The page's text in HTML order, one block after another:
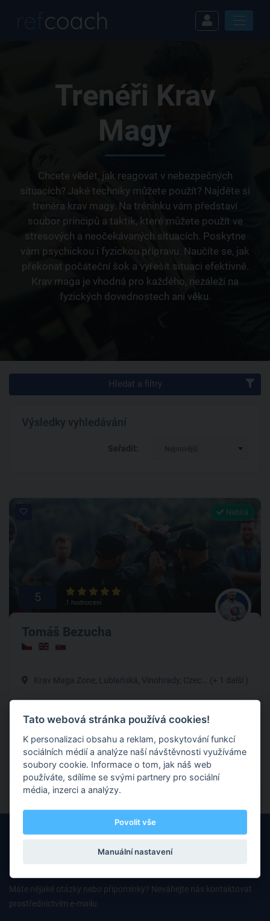
Trenéři Krav
Magy
Chcete vědět, jak reagovat v nebezpečných
situacích? Jaké techniky můžete použít? Najděte si
trenéra krav magy. Na tréninku vám představí
soubor principů a taktik, které můžete použít ve
stresových a neočekávaných situacích. Poskytne
vám psychickou i fyzickou přípravu. Naučíte se, jak
překonat počáteční šok a vyřešit situaci efektivně.
Krav maga je vhodná pro každého, nezáleží na
fyzických dovednostech ani věku.
Hledat a filtry
Výsledky vyhledávání
Seřadit: Nejnovější
Nabírá
5 1 hodnocení
Tomáš Bezucha
Krav Maga Zone, Lublaňská, Vinohrady, Czechia (+ 1 další )
lepším výsledkům. 12 let trenérské praxe v bojových sportech
a sebeobraně. Zkušenosti s vedením tréninků pro civilní
sektor a ozbrojené složky. Kondiční a silový trénér.
Krav maga
Máte nějaké otázky nebo připomínky? Neváhejte nás kontaktovat
prostřednictvím e-mailu.
Tato webová stránka používá cookies!
K personalizaci obsahu a reklam, poskytování funkcí
sociálních médií a analýze naší návštěvnosti využíváme
soubory cookie. Informace o tom, jak náš web
používáte, sdílíme se svými partnery pro sociální
média, inzerci a analýzy.
Povolit vše
Manuální nastavení